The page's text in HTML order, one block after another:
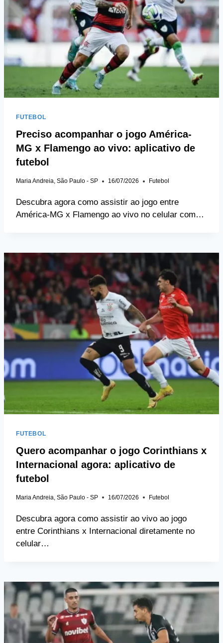
FUTEBOL
Preciso acompanhar o jogo América-
MG x Flamengo ao vivo: aplicativo de
futebol
Maria Andreia, São Paulo - SP 16/07/2026 Futebol
Descubra agora como assistir ao jogo entre
América-MG x Flamengo ao vivo no celular com…
FUTEBOL
Quero acompanhar o jogo Corinthians x
Internacional agora: aplicativo de
futebol
Maria Andreia, São Paulo - SP 16/07/2026 Futebol
Descubra agora como assistir ao vivo ao jogo
entre Corinthians x Internacional diretamente no
celular…